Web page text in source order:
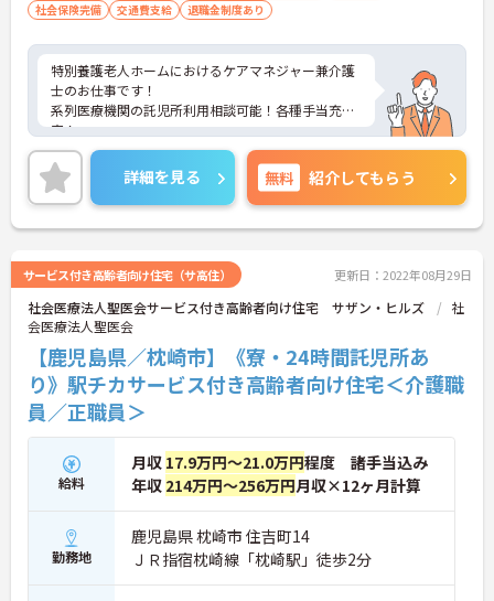
社会保険完備
交通費支給 退職金制度あり
特別養護老人ホームにおけるケアマネジャー兼介護
士のお仕事です！
系列医療機関の託児所利用相談可能！各種手当充
実！
安定して長期就業できる環境が整っています。
ご興味ある方には、面接のポイントなど、さらに詳
細をお話致しますのでお気軽にご相談ください。
詳細を見る 無料 紹介してもらう
サービス付き高齢者向け住宅（サ高住） 更新日：2022年08月29日
社会医療法人聖医会サービス付き高齢者向け住宅 サザン・ヒルズ
社
会医療法人聖医会
【鹿児島県／枕崎市】《寮・24時間託児所あ
り》駅チカサービス付き高齢者向け住宅＜介護職
員／正職員＞
給料
月収 17.9万円～21.0万円程度 諸手当込み
年収 214万円～256万円月収×12ヶ月計算
勤務地
鹿児島県 枕崎市 住吉町14
ＪＲ指宿枕崎線「枕崎駅」徒歩2分